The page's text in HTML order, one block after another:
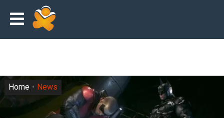
Home News